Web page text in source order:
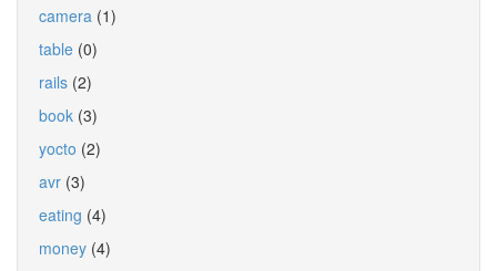
camera (1)
table (0)
rails (2)
book (3)
yocto (2)
avr (3)
eating (4)
money (4)